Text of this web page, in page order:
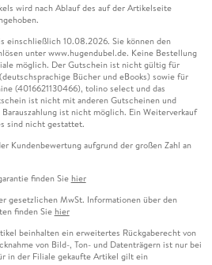
wird nach Ablauf des auf der Artikelseite
einschließlich 10.08.2026. Sie können den
unter www.hugendubel.de. Keine Bestellung
möglich. Der Gutschein ist nicht gültig für
Bücher und eBooks) sowie für
(4016621130466), tolino select und das
ist nicht mit anderen Gutscheinen und
ist nicht möglich. Ein Weiterverkauf
sind nicht gestattet.
Kundenbewertung aufgrund der großen Zahl an
finden Sie hier
gesetzlichen MwSt. Informationen über den
finden Sie hier
beinhalten ein erweitertes Rückgaberecht von
von Bild-, Ton- und Datenträgern ist nur bei
in der Filiale gekaufte Artikel gilt ein